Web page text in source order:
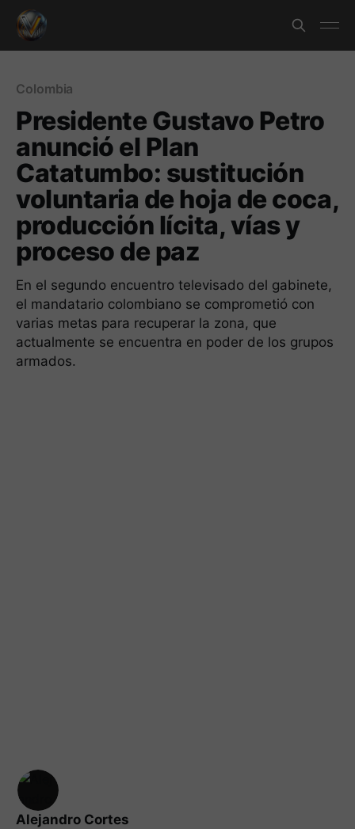
Colombia
Presidente Gustavo Petro
anunció el Plan
Catatumbo: sustitución
voluntaria de hoja de coca,
producción lícita, vías y
proceso de paz
En el segundo encuentro televisado del gabinete,
el mandatario colombiano se comprometió con
varias metas para recuperar la zona, que
actualmente se encuentra en poder de los grupos
armados.
Alejandro Cortes